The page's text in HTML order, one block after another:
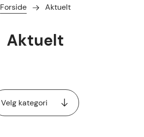
Forside Aktuelt
Aktuelt
Velg kategori